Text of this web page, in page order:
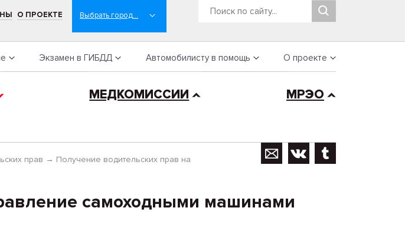
О ПРОЕКТЕ
Экзамен в ГИБДД Автомобилисту в помощь О проекте
МЕДКОМИССИИ МРЭО
прав → Получение водительских прав на
самоходными машинами